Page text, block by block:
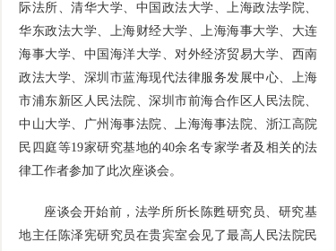
际法所、清华大学、中国政法大学、上海政法学院、
华东政法大学、上海财经大学、上海海事大学、大连
海事大学、中国海洋大学、对外经济贸易大学、西南
政法大学、深圳市蓝海现代法律服务发展中心、上海
市浦东新区人民法院、深圳市前海合作区人民法院、
中山大学、广州海事法院、上海海事法院、浙江高院
民四庭等19家研究基地的40余名专家学者及相关的法
律工作者参加了此次座谈会。
座谈会开始前，法学所所长陈甦研究员、研究基
地主任陈泽宪研究员在贵宾室会见了最高人民法院民